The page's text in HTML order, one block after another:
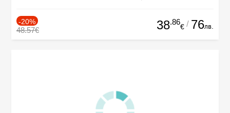
-20%
48.57€ 38.86
€ / 76лв.